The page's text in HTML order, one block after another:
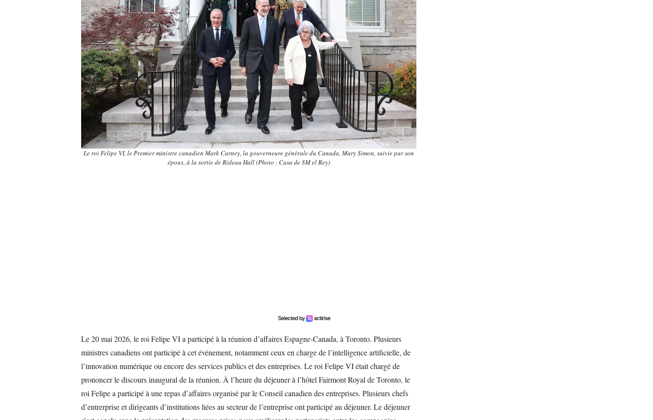
Le roi Felipe VI, le Premier ministre canadien Mark Carney, la gouverneure générale du Canada, Mary Simon, suivie par son
époux, à la sortie de Rideau Hall (Photo : Casa de SM el Rey)
Le 20 mai 2026, le roi Felipe VI a participé à la réunion d’affaires Espagne-Canada, à Toronto. Plusieurs
ministres canadiens ont participé à cet événement, notamment ceux en charge de l’intelligence artificielle, de
l’innovation numérique ou encore des services publics et des entreprises. Le roi Felipe VI était chargé de
prononcer le discours inaugural de la réunion. À l’heure du déjeuner à l’hôtel Fairmont Royal de Toronto, le
roi Felipe a participé à une repas d’affaires organisé par le Conseil canadien des entreprises. Plusieurs chefs
d’entrerprise et dirigeants d’institutions liées au secteur de l’entreprise ont participé au déjeuner. Le déjeuner